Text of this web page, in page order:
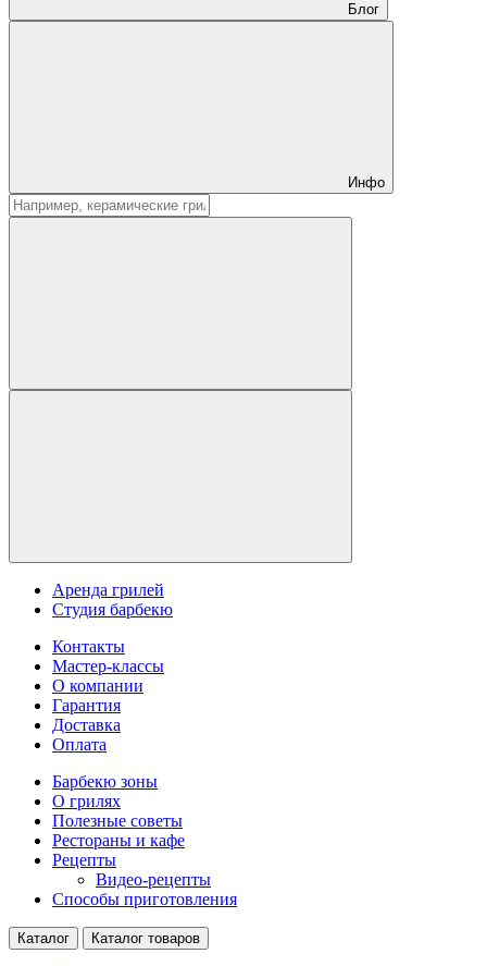
Блог
Инфо
Аренда грилей
Студия барбекю
Контакты
Мастер-классы
О компании
Гарантия
Доставка
Оплата
Барбекю зоны
О грилях
Полезные советы
Рестораны и кафе
Рецепты
Видео-рецепты
Способы приготовления
Каталог Каталог товаров